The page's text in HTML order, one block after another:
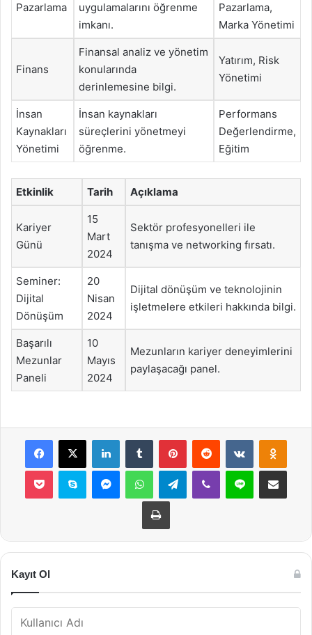
Pazarlama
uygulamalarını öğrenme
imkanı.
Pazarlama,
Marka Yönetimi
Finans
Finansal analiz ve yönetim
konularında
derinlemesine bilgi.
Yatırım, Risk
Yönetimi
İnsan
Kaynakları
Yönetimi
İnsan kaynakları
süreçlerini yönetmeyi
öğrenme.
Performans
Değerlendirme,
Eğitim
Etkinlik Tarih Açıklama
Kariyer
Günü
15
Mart
2024
Sektör profesyonelleri ile
tanışma ve networking fırsatı.
Seminer:
Dijital
Dönüşüm
20
Nisan
2024
Dijital dönüşüm ve teknolojinin
işletmelere etkileri hakkında bilgi.
Başarılı
Mezunlar
Paneli
10
Mayıs
2024
Mezunların kariyer deneyimlerini
paylaşacağı panel.
Facebook
X LinkedInTumblr PinterestReddit VKontakte
Pocket Skype MessengerWhatsAppTelegramViber Line E-Posta ile
Yazdır
Kayıt Ol